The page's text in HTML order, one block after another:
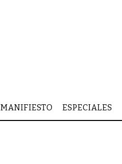
MANIFIESTO ESPECIALES